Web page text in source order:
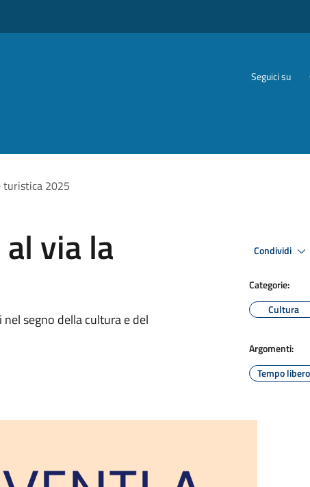
Seguici su
turistica 2025
via la
segno della cultura e del
Condividi
Categorie:
Cultura
Argomenti:
Tempo libero